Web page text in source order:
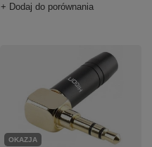
+ Dodaj do porównania
OKAZJA